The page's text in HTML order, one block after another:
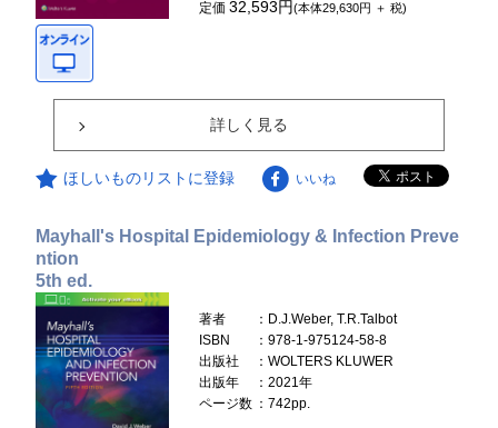
定価32,593円(本体29,630円 ＋ 税)
詳しく見る
ほしいものリストに登録 いいね
Mayhall's Hospital Epidemiology & Infection Preve
ntion
5th ed.
著者
：D.J.Weber, T.R.Talbot
ISBN
：978-1-975124-58-8
出版社
：WOLTERS KLUWER
出版年
：2021年
ページ数 ：742pp.